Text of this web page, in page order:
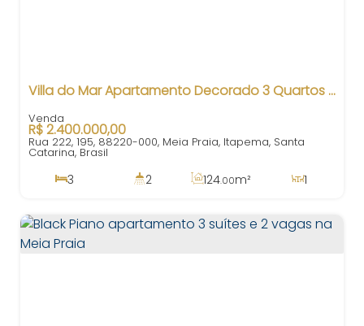
Villa do Mar Apartamento Decorado 3 Quartos e 2 Vagas em Meia Praia Itapema/SC
R$2.400.000,00
Rua 222, 195, 88220-000, Meia Praia, Itapema, Santa
Catarina, Brasil
3 2 124.00m²
1